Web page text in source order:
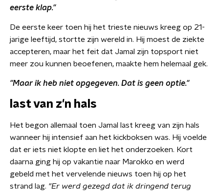
eerste klap."
De eerste keer toen hij het trieste nieuws kreeg op 21-
jarige leeftijd, stortte zijn wereld in. Hij moest de ziekte
accepteren, maar het feit dat Jamal zijn topsport niet
meer zou kunnen beoefenen, maakte hem helemaal gek.
"Maar ik heb niet opgegeven. Dat is geen optie."
last van z'n hals
Het begon allemaal toen Jamal last kreeg van zijn hals
wanneer hij intensief aan het kickboksen was. Hij voelde
dat er iets niet klopte en liet het onderzoeken. Kort
daarna ging hij op vakantie naar Marokko en werd
gebeld met het vervelende nieuws toen hij op het
strand lag. "Er werd gezegd dat ik dringend terug